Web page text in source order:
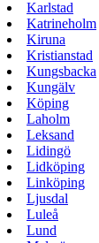
Karlstad
Katrineholm
Kiruna
Kristianstad
Kungsbacka
Kungälv
Köping
Laholm
Leksand
Lidingö
Lidköping
Linköping
Ljusdal
Luleå
Lund